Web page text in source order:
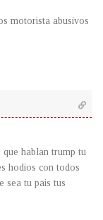
motorista abusivos
hablan trump tu
hodios con todos
sea tu pais tus